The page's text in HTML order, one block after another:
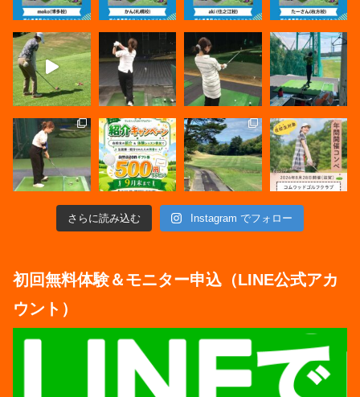
さらに読み込む Instagram でフォロー
初回無料体験＆モニター申込（LINE公式アカ
ウント）